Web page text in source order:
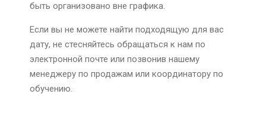
быть организовано вне графика.
Если вы не можете найти подходящую для вас
дату, не стесняйтесь обращаться к нам по
электронной почте или позвонив нашему
менеджеру по продажам или координатору по
обучению.